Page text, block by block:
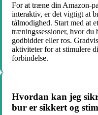
For at træne din Amazon-
interaktiv, er det vigtigt at
tålmodighed. Start med at
træningssessioner, hvor du
godbidder eller ros.
aktiviteter for at stimulere
forbindelse.
Hvordan kan jeg
bur er sikkert og